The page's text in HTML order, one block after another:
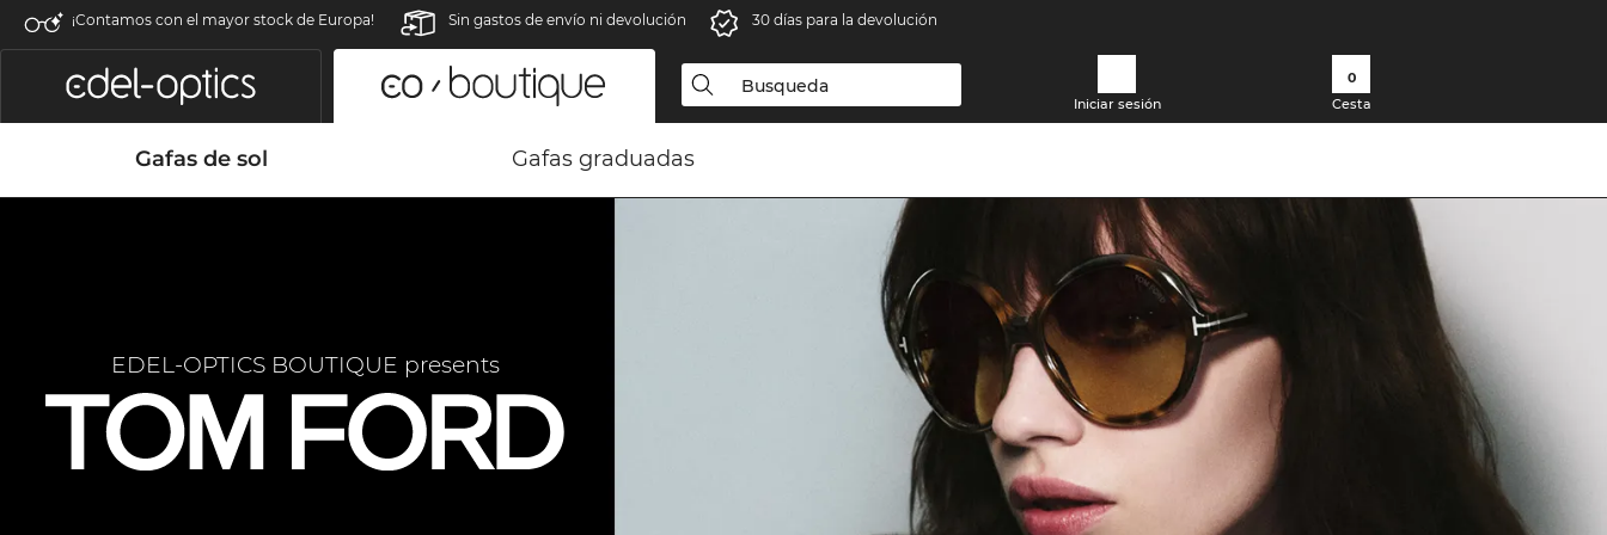
¡Contamos con el mayor stock de Europa! Sin gastos de envío ni devolución 30 días para la devolución
Iniciar sesión
0
Cesta
Gafas de sol Gafas graduadas
EDEL-OPTICS BOUTIQUE presents